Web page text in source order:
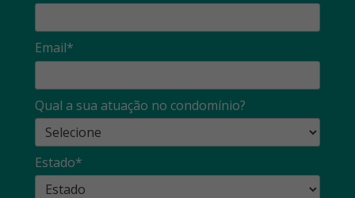
Email*
Qual a sua atuação no condomínio?
Estado*